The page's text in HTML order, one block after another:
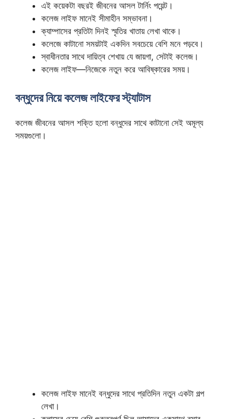
এই কয়েকটা বছরই জীবনের আসল টার্নিং পয়েন্ট।
কলেজ লাইফ মানেই সীমাহীন সম্ভাবনা।
ক্যাম্পাসের প্রতিটা দিনই স্মৃতির খাতায় লেখা থাকে।
কলেজে কাটানো সময়টাই একদিন সবচেয়ে বেশি মনে পড়বে।
স্বাধীনতার সাথে দায়িত্ব শেখায় যে জায়গা, সেটাই কলেজ।
কলেজ লাইফ—নিজেকে নতুন করে আবিষ্কারের সময়।
বন্ধুদের নিয়ে কলেজ লাইফের স্ট্যাটাস
কলেজ জীবনের আসল শক্তি হলো বন্ধুদের সাথে কাটানো সেই অমূল্য
সময়গুলো।
কলেজ লাইফ মানেই বন্ধুদের সাথে প্রতিদিন নতুন একটা গল্প
লেখা।